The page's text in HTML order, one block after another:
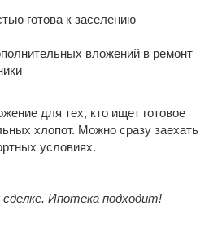
готова к заселению
вложений в ремонт
для тех, кто ищет готовое
хлопот. Можно сразу заехать
условиях.
Ипотека подходит!